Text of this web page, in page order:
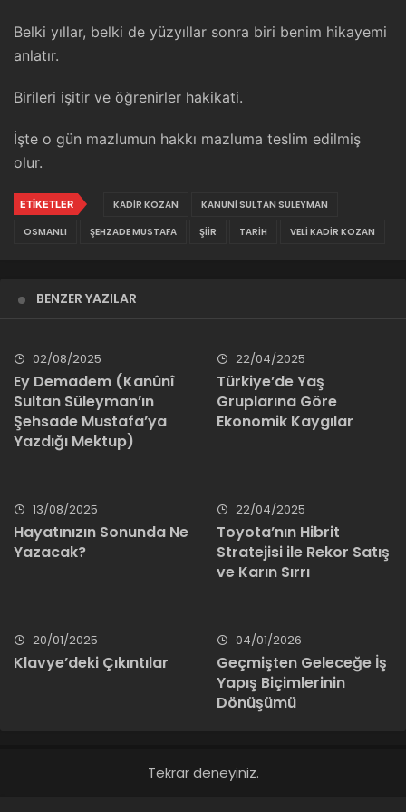
Belki yıllar, belki de yüzyıllar sonra biri benim hikayemi
anlatır.
Birileri işitir ve öğrenirler hakikati.
İşte o gün mazlumun hakkı mazluma teslim edilmiş
olur.
ETIKETLER KADIR KOZAN
KANUNI SULTAN SULEYMAN
OSMANLI
ŞEHZADE MUSTAFA ŞIIR TARIH VELI KADIR KOZAN
BENZER YAZILAR
02/08/2025
Ey Demadem (Kanûnî
Sultan Süleyman’ın
Şehsade Mustafa’ya
Yazdığı Mektup)
22/04/2025
Türkiye’de Yaş
Gruplarına Göre
Ekonomik Kaygılar
13/08/2025
Hayatınızın Sonunda Ne
Yazacak?
22/04/2025
Toyota’nın Hibrit
Stratejisi ile Rekor Satış
ve Karın Sırrı
20/01/2025
Klavye’deki Çıkıntılar
04/01/2026
Geçmişten Geleceğe İş
Yapış Biçimlerinin
Dönüşümü
Tekrar deneyiniz.